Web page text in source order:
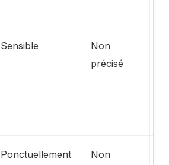
Sensible
Non
précisé
Ponctuellement
Non